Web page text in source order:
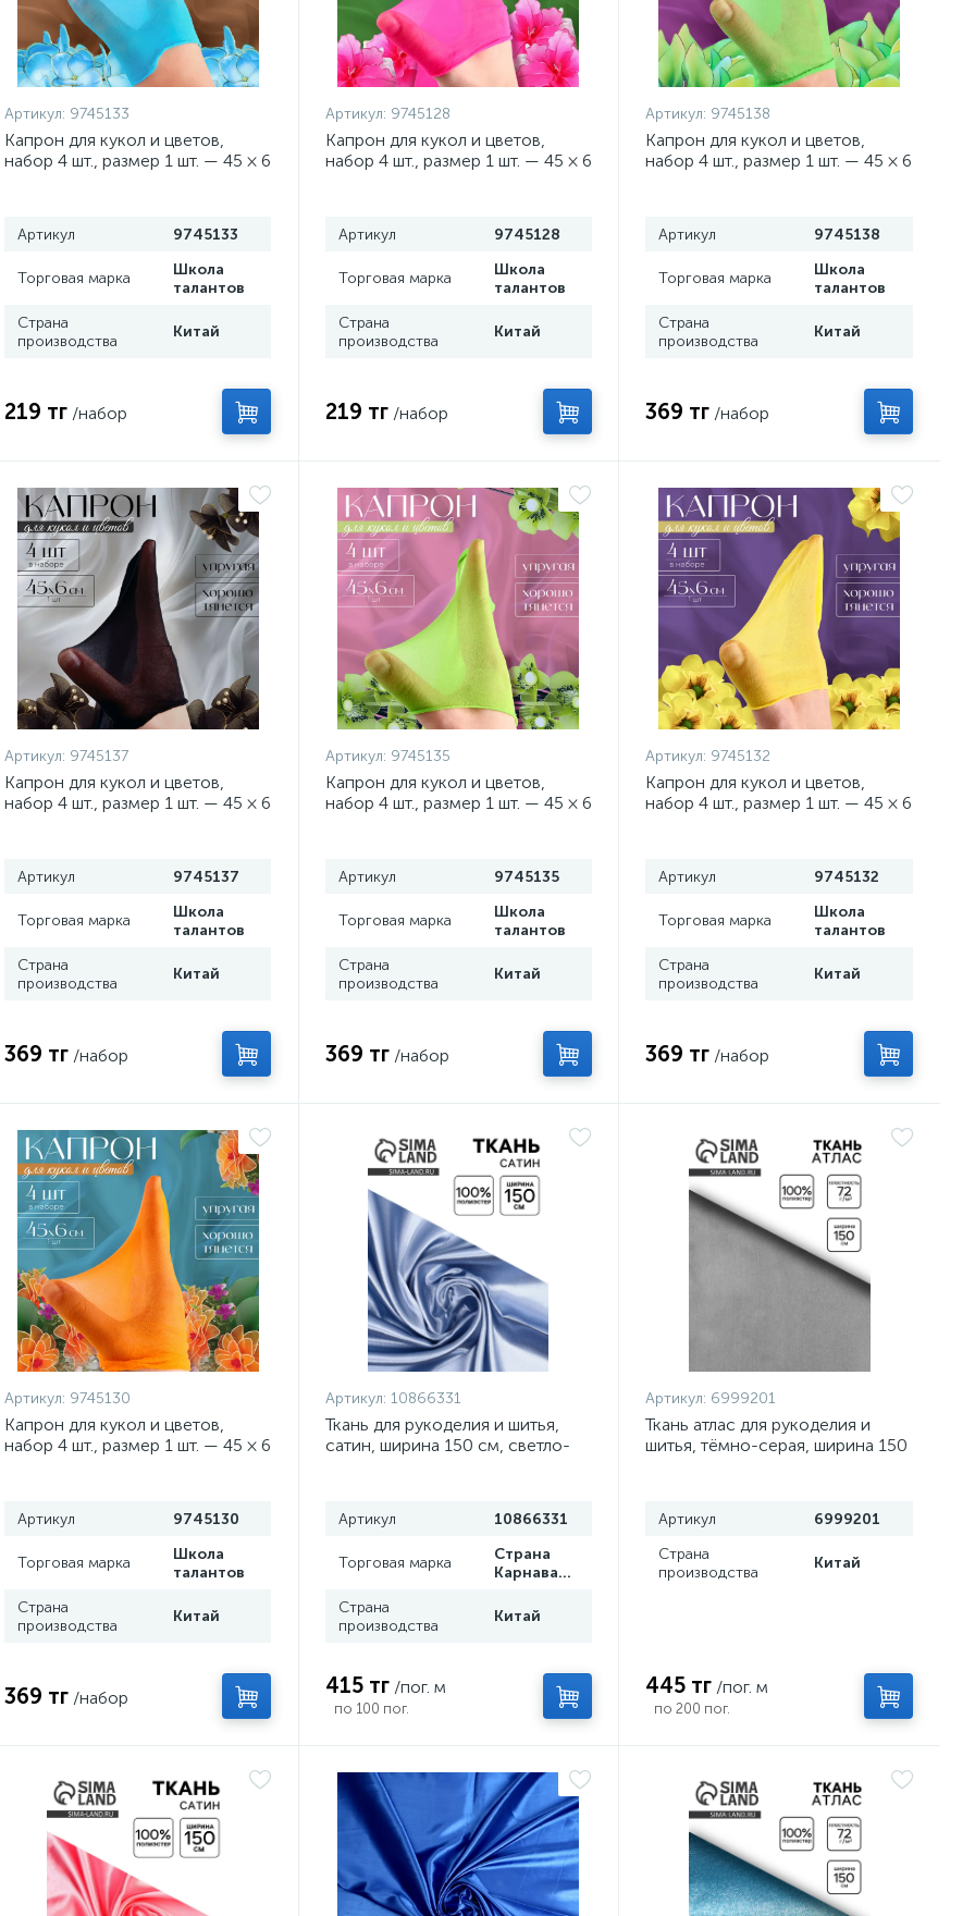
Артикул: 9745133
Капрон для кукол и цветов,
набор 4 шт., размер 1 шт. — 45 × 6
Артикул 9745133
Торговая марка
Школа
талантов
Страна
производства
Китай
219 тг /набор
Артикул: 9745128
Капрон для кукол и цветов,
набор 4 шт., размер 1 шт. — 45 × 6
Артикул 9745128
Торговая марка
Школа
талантов
Страна
производства
Китай
219 тг /набор
Артикул: 9745138
Капрон для кукол и цветов,
набор 4 шт., размер 1 шт. — 45 × 6
Артикул 9745138
Торговая марка
Школа
талантов
Страна
производства
Китай
369 тг /набор
Артикул: 9745137
Капрон для кукол и цветов,
набор 4 шт., размер 1 шт. — 45 × 6
Артикул 9745137
Торговая марка
Школа
талантов
Страна
производства
Китай
369 тг /набор
Артикул: 9745135
Капрон для кукол и цветов,
набор 4 шт., размер 1 шт. — 45 × 6
Артикул 9745135
Торговая марка
Школа
талантов
Страна
производства
Китай
369 тг /набор
Артикул: 9745132
Капрон для кукол и цветов,
набор 4 шт., размер 1 шт. — 45 × 6
Артикул 9745132
Торговая марка
Школа
талантов
Страна
производства
Китай
369 тг /набор
Артикул: 9745130
Капрон для кукол и цветов,
набор 4 шт., размер 1 шт. — 45 × 6
Артикул 9745130
Торговая марка
Школа
талантов
Страна
производства
Китай
369 тг /набор
Артикул: 10866331
Ткань для рукоделия и шитья,
сатин, ширина 150 см, светло-
Артикул 10866331
Торговая марка
Страна
Карнавалия
Страна
производства
Китай
415 тг /пог. м
по 100 пог.
Артикул: 6999201
Ткань атлас для рукоделия и
шитья, тёмно-серая, ширина 150
Артикул
6999201
Страна
производства
Китай
445 тг /пог. м
по 200 пог.